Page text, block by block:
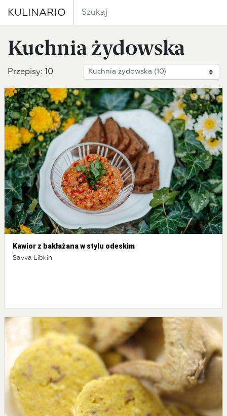
KULINARIO
Kuchnia żydowska
Przepisy: 10
Kawior z bakłażana w stylu odeskim
Savva Libkin